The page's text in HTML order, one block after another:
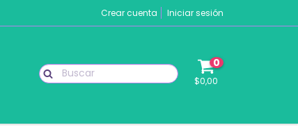
Crear cuenta Iniciar sesión
0
$0,00